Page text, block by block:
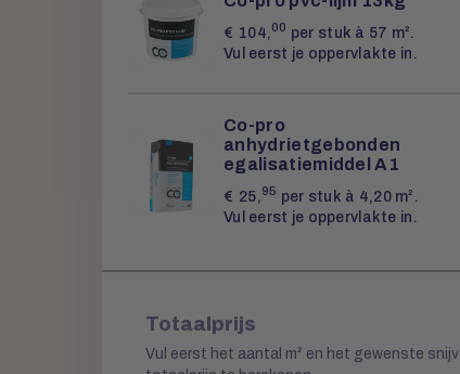
€ 104, 00 per stuk à 57 m².
Vul eerst je oppervlakte in.
Co-pro
anhydrietgebonden
egalisatiemiddel A1
€ 25, 95 per stuk à 4,20 m².
Vul eerst je oppervlakte in.
Totaalprijs
Vul eerst het aantal m² en het gewenste